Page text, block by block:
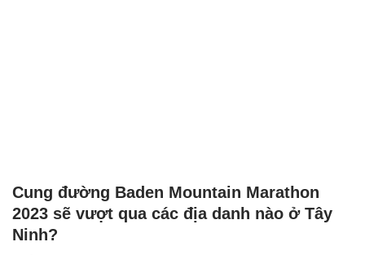
Cung đường Baden Mountain Marathon
2023 sẽ vượt qua các địa danh nào ở Tây
Ninh?